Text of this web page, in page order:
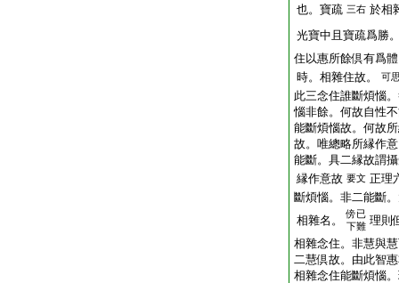
也。寶疏 三右 於相
光寶中且寶疏爲勝
住以惠所餘倶有爲
時。相雜住故。
可
此三念住誰斷煩惱
惱非餘。何故自性
能斷煩惱故。何故
故。唯總略所縁作
能斷。具二縁故謂
縁作意故 要文 正理
斷煩惱。非二能斷
相雜名。
傍已
下難 理則
相雜念住。非慧與
二慧倶故。由此智
相雜念住能斷煩惱